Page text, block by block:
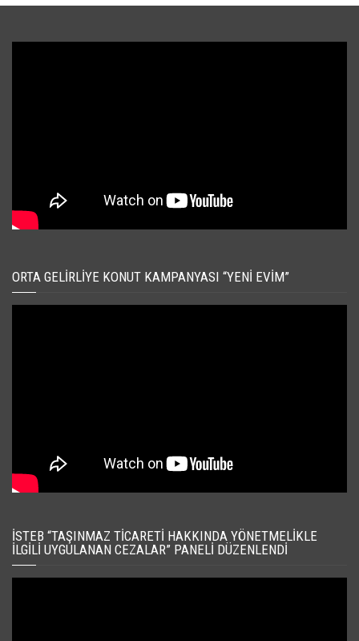
ORTA GELIRLIYE KONUT KAMPANYASI “YENI EVIM”
İSTEB “TAŞINMAZ TICARETI HAKKINDA YÖNETMELIKLE
İLGILI UYGULANAN CEZALAR” PANELI DÜZENLENDI